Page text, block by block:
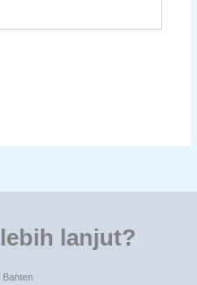
lanjut?
Banten